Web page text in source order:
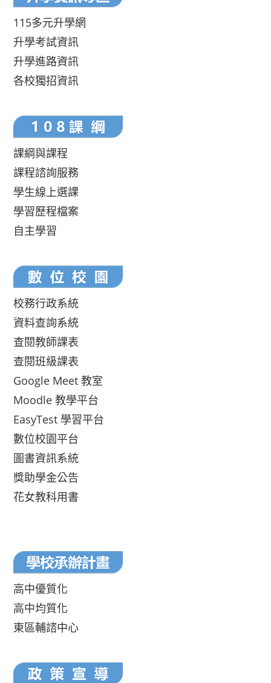
115多元升學網
升學考試資訊
升學進路資訊
各校獨招資訊
課綱與課程
課程諮詢服務
學生線上選課
學習歷程檔案
自主學習
校務行政系統
資料查詢系統
查閱教師課表
查閱班級課表
Google Meet 教室
Moodle 教學平台
EasyTest 學習平台
數位校園平台
圖書資訊系統
獎助學金公告
花女教科用書
高中優質化
高中均質化
東區輔諮中心